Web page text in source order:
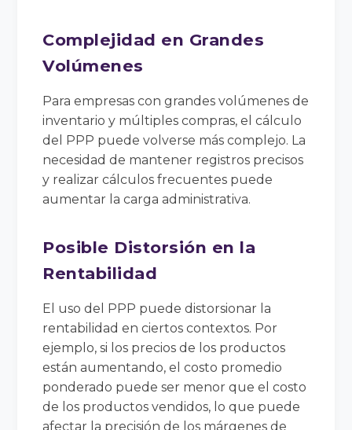
Complejidad en Grandes
Volúmenes
Para empresas con grandes volúmenes de
inventario y múltiples compras, el cálculo
del PPP puede volverse más complejo. La
necesidad de mantener registros precisos
y realizar cálculos frecuentes puede
aumentar la carga administrativa.
Posible Distorsión en la
Rentabilidad
El uso del PPP puede distorsionar la
rentabilidad en ciertos contextos. Por
ejemplo, si los precios de los productos
están aumentando, el costo promedio
ponderado puede ser menor que el costo
de los productos vendidos, lo que puede
afectar la precisión de los márgenes de